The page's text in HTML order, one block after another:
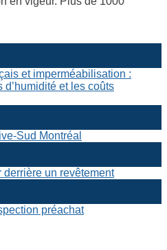
et imperméabilisation :
et les coûts
Sud Montréal
derrière un revêtement
préachat